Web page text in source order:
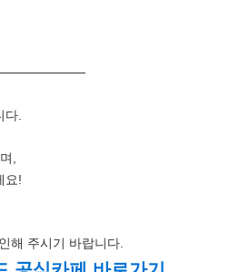
.
,
요!
해 주시기 바랍니다.